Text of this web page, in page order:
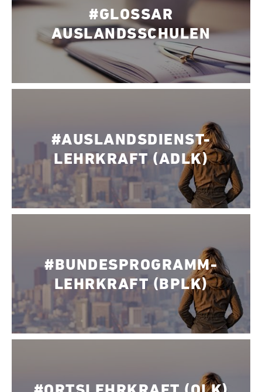
#GLOSSAR
AUSLANDSSCHULEN
#AUSLANDSDIENST-
LEHRKRAFT (ADLK)
#BUNDESPROGRAMM-
LEHRKRAFT (BPLK)